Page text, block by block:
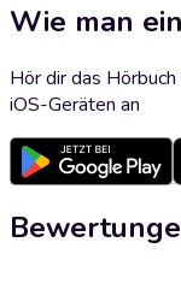
Wie man
Hör dir das
iOS-Geräten an